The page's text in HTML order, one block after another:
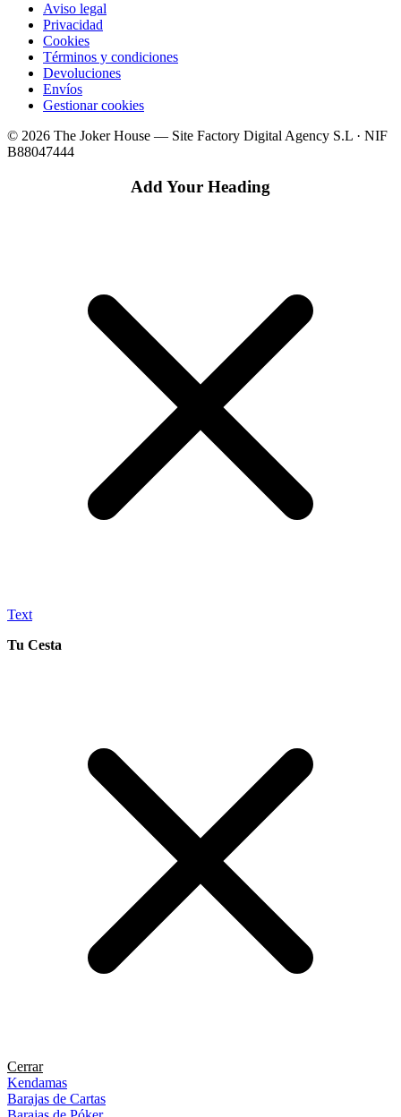
Aviso legal
Privacidad
Cookies
Términos y condiciones
Devoluciones
Envíos
Gestionar cookies
© 2026 The Joker House — Site Factory Digital Agency S.L · NIF
B88047444
Add Your Heading
Text
Tu Cesta
Cerrar
Kendamas
Barajas de Cartas